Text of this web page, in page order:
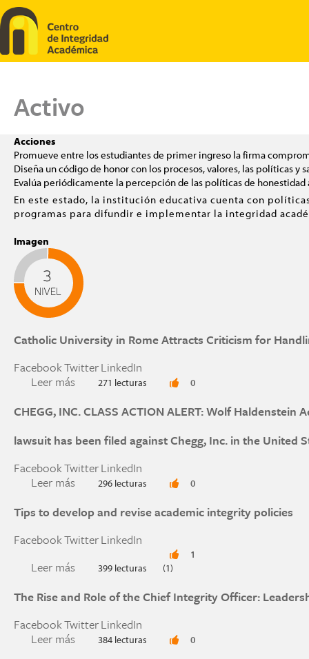
Pasar al contenido principal
Activo
Acciones
Promueve entre los estudiantes de primer ingreso la firma
Diseña un código de honor con los procesos, valores, las políticas y
Evalúa periódicamente la percepción de las políticas de
En este estado, la institución educativa cuenta con
programas para difundir e implementar la integridad
Imagen
Catholic University in Rome Attracts Criticism for
FacebookTwitterLinkedIn
Leer más sobre Catholic University in Rome Attracts
271 lecturas 0
CHEGG, INC. CLASS ACTION ALERT: Wolf
lawsuit has been filed against Chegg, Inc. in the
FacebookTwitterLinkedIn
Leer más sobre CHEGG, INC. CLASS ACTION ALERT:
296 lecturas 0
Tips to develop and revise academic integrity policies
FacebookTwitterLinkedIn
Leer más sobre Tips to develop and revise academic
399 lecturas
1
(1)
The Rise and Role of the Chief Integrity Officer:
FacebookTwitterLinkedIn
Leer más sobre The Rise and Role of the Chief Integrity
384 lecturas 0